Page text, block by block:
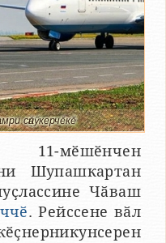
сӑнӳкерчӗкӗ
11-мӗшӗнчен
Шупашкартан
Чӑваш
. Рейссене вӑл